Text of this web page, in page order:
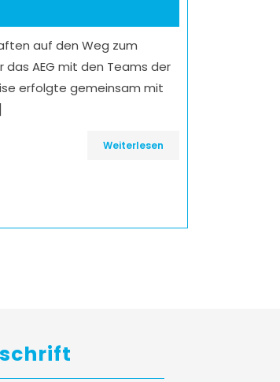
auf den Weg zum
das AEG mit den Teams der
erfolgte gemeinsam mit
Weiterlesen